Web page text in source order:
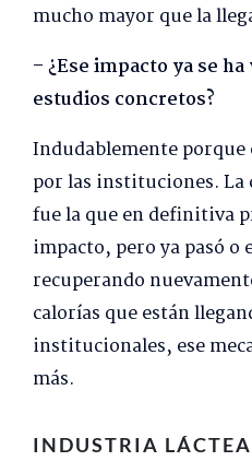
mucho mayor que la
– ¿Ese impacto ya se
estudios concretos?
Indudablemente
por las instituciones.
fue la que en definitiva
impacto, pero ya pasó o
recuperando
calorías que están
institucionales, ese
más.
INDUSTRIA LÁCTEA